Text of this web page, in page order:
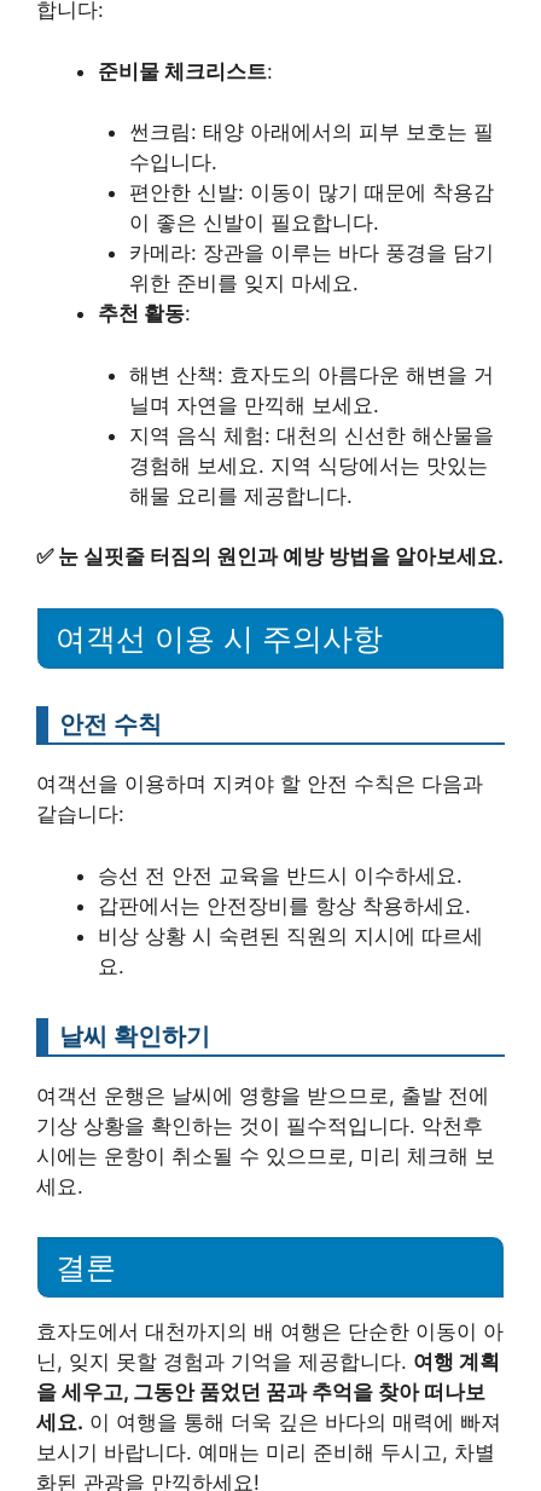
합니다:
준비물 체크리스트:
썬크림: 태양 아래에서의 피부 보호는 필
수입니다.
편안한 신발: 이동이 많기 때문에 착용감
이 좋은 신발이 필요합니다.
카메라: 장관을 이루는 바다 풍경을 담기
위한 준비를 잊지 마세요.
추천 활동:
해변 산책: 효자도의 아름다운 해변을 거
닐며 자연을 만끽해 보세요.
지역 음식 체험: 대천의 신선한 해산물을
경험해 보세요. 지역 식당에서는 맛있는
해물 요리를 제공합니다.
✅ 눈 실핏줄 터짐의 원인과 예방 방법을 알아보세요.
여객선 이용 시 주의사항
안전 수칙
여객선을 이용하며 지켜야 할 안전 수칙은 다음과
같습니다:
승선 전 안전 교육을 반드시 이수하세요.
갑판에서는 안전장비를 항상 착용하세요.
비상 상황 시 숙련된 직원의 지시에 따르세
요.
날씨 확인하기
여객선 운행은 날씨에 영향을 받으므로, 출발 전에
기상 상황을 확인하는 것이 필수적입니다. 악천후
시에는 운항이 취소될 수 있으므로, 미리 체크해 보
세요.
결론
효자도에서 대천까지의 배 여행은 단순한 이동이 아
닌, 잊지 못할 경험과 기억을 제공합니다. 여행 계획
을 세우고, 그동안 품었던 꿈과 추억을 찾아 떠나보
세요. 이 여행을 통해 더욱 깊은 바다의 매력에 빠져
보시기 바랍니다. 예매는 미리 준비해 두시고, 차별
화된 관광을 만끽하세요!